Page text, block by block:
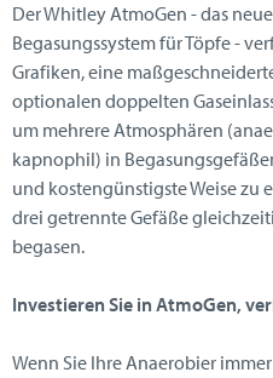
Der Whitley AtmoGen - das
Begasungssystem für Töpfe -
Grafiken, eine
optionalen doppelten
um mehrere Atmosphären
kapnophil) in
und kostengünstigste Weise zu
drei getrennte Gefäße
begasen.
Investieren Sie in AtmoGen,
Wenn Sie Ihre Anaerobier